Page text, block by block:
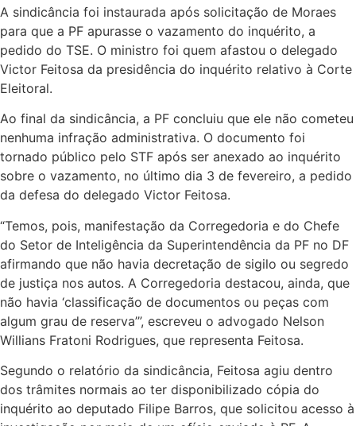
A sindicância foi instaurada após solicitação de Moraes
para que a PF apurasse o vazamento do inquérito, a
pedido do TSE. O ministro foi quem afastou o delegado
Victor Feitosa da presidência do inquérito relativo à Corte
Eleitoral.
Ao final da sindicância, a PF concluiu que ele não cometeu
nenhuma infração administrativa. O documento foi
tornado público pelo STF após ser anexado ao inquérito
sobre o vazamento, no último dia 3 de fevereiro, a pedido
da defesa do delegado Victor Feitosa.
“Temos, pois, manifestação da Corregedoria e do Chefe
do Setor de Inteligência da Superintendência da PF no DF
afirmando que não havia decretação de sigilo ou segredo
de justiça nos autos. A Corregedoria destacou, ainda, que
não havia ‘classificação de documentos ou peças com
algum grau de reserva’”, escreveu o advogado Nelson
Willians Fratoni Rodrigues, que representa Feitosa.
Segundo o relatório da sindicância, Feitosa agiu dentro
dos trâmites normais ao ter disponibilizado cópia do
inquérito ao deputado Filipe Barros, que solicitou acesso à